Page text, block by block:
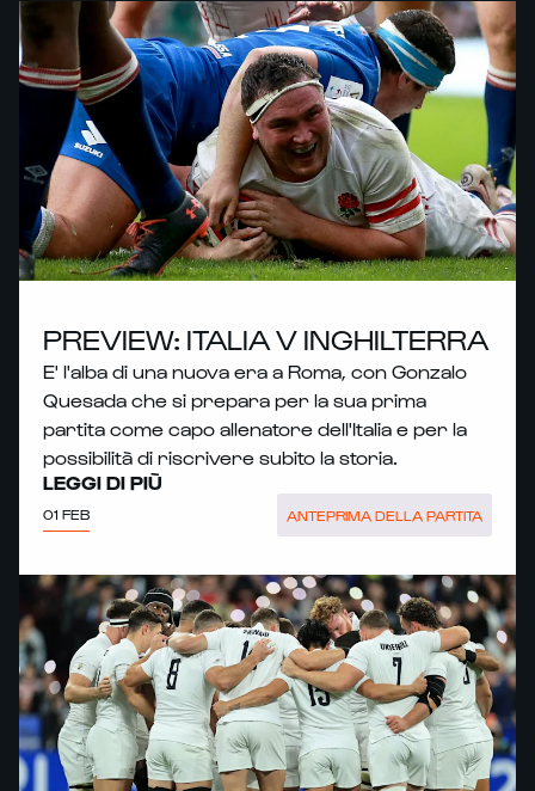
PREVIEW: ITALIA V INGHILTERRA
E' l'alba di una nuova era a Roma, con Gonzalo
Quesada che si prepara per la sua prima
partita come capo allenatore dell'Italia e per la
possibilità di riscrivere subito la storia.
LEGGI DI PIÙ
01 FEB ANTEPRIMA DELLA PARTITA